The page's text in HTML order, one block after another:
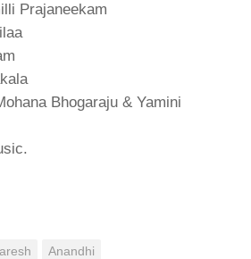
Prajaneekam
Bhogaraju & Yamini
Anandhi